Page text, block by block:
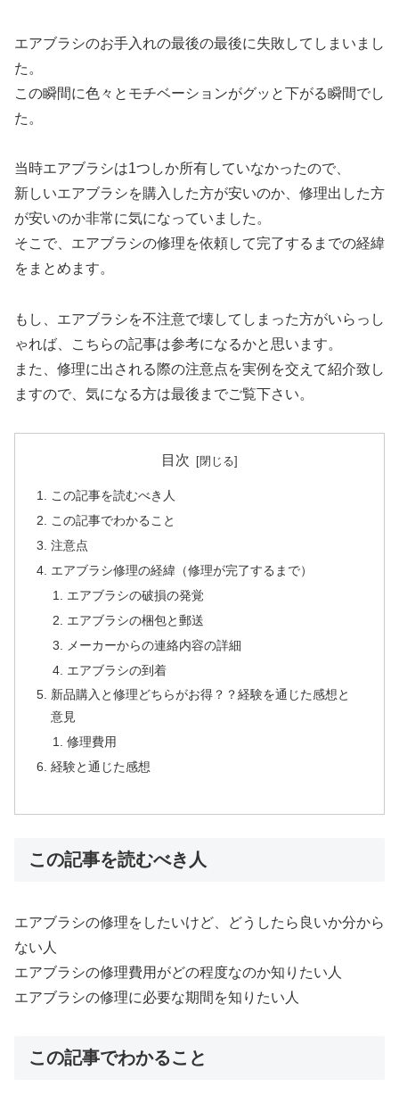
エアブラシのお手入れの最後の最後に失敗してしまいまし
た。
この瞬間に色々とモチベーションがグッと下がる瞬間でし
た。
当時エアブラシは1つしか所有していなかったので、
新しいエアブラシを購入した方が安いのか、修理出した方
が安いのか非常に気になっていました。
そこで、エアブラシの修理を依頼して完了するまでの経緯
をまとめます。
もし、エアブラシを不注意で壊してしまった方がいらっし
ゃれば、こちらの記事は参考になるかと思います。
また、修理に出される際の注意点を実例を交えて紹介致し
ますので、気になる方は最後までご覧下さい。
目次
この記事を読むべき人
この記事でわかること
注意点
エアブラシ修理の経緯（修理が完了するまで）
エアブラシの破損の発覚
エアブラシの梱包と郵送
メーカーからの連絡内容の詳細
エアブラシの到着
新品購入と修理どちらがお得？？経験を通じた感想と
意見
修理費用
経験と通じた感想
この記事を読むべき人
エアブラシの修理をしたいけど、どうしたら良いか分から
ない人
エアブラシの修理費用がどの程度なのか知りたい人
エアブラシの修理に必要な期間を知りたい人
この記事でわかること